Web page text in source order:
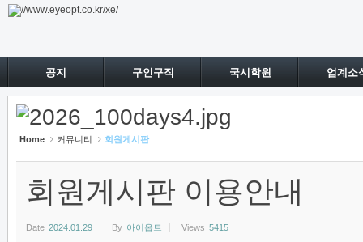
공지 구인구직 국시학원 업계소
Home 커뮤니티 회원게시판
회원게시판 이용안내
Date 2024.01.29 By 아이옵트 Views 5415